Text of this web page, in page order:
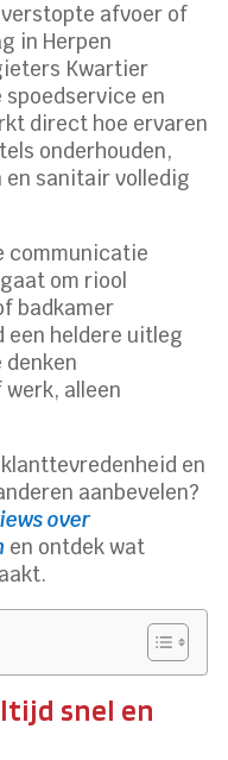
verstopte afvoer of
in Herpen
Kwartier
en
direct hoe ervaren
onderhouden,
sanitair volledig
communicatie
om riool
badkamer
een heldere uitleg
denken
alleen
en
aanbevelen?
over
en ontdek wat
snel en